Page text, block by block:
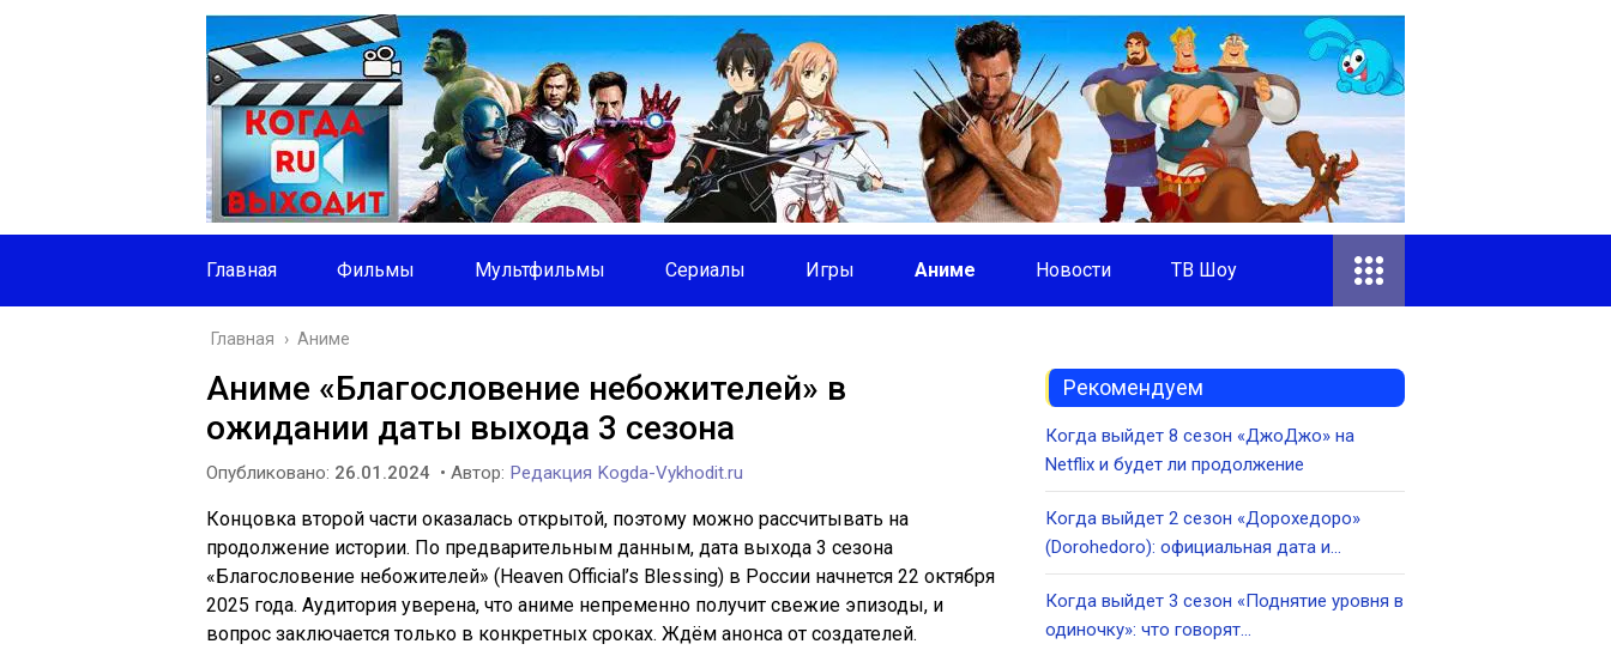
Главная Фильмы Мультфильмы Сериалы Игры Аниме Новости ТВ Шоу
Главная › Аниме
Аниме «Благословение небожителей» в
ожидании даты выхода 3 сезона
Опубликовано: 26.01.2024 • Автор: Редакция Kogda-Vykhodit.ru
Концовка второй части оказалась открытой, поэтому можно рассчитывать на
продолжение истории. По предварительным данным, дата выхода 3 сезона
«Благословение небожителей» (Heaven Official’s Blessing) в России начнется 22 октября
2025 года. Аудитория уверена, что аниме непременно получит свежие эпизоды, и
вопрос заключается только в конкретных сроках. Ждём анонса от создателей.
Рекомендуем
Когда выйдет 8 сезон «ДжоДжо» на
Netflix и будет ли продолжение
Когда выйдет 2 сезон «Дорохедоро»
(Dorohedoro): официальная дата и…
Когда выйдет 3 сезон «Поднятие уровня в
одиночку»: что говорят…